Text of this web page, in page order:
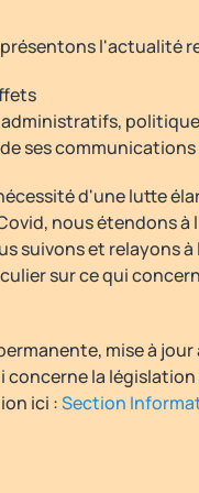
l'actualité
ses
d'une lutte
nous étendons
suivons et relayons
sur ce qui
mise à jour
la
ici :Section